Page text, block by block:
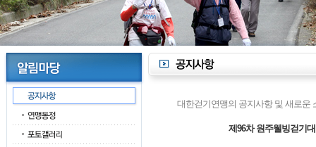
대한걷기연맹의 공지사항 및 새로운
제96차 원주웰빙걷기